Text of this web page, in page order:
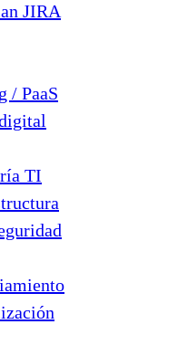
JIRA
/ PaaS
TI